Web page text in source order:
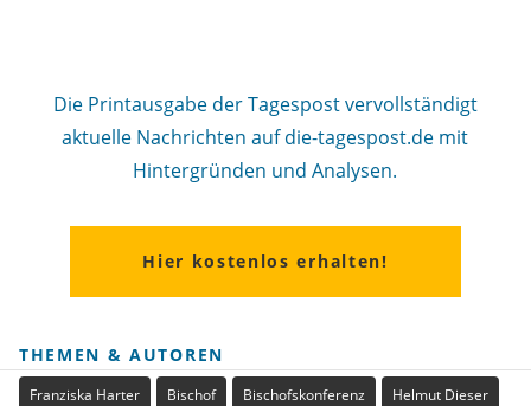
Die Printausgabe der Tagespost vervollständigt
aktuelle Nachrichten auf die-tagespost.de mit
Hintergründen und Analysen.
Hier kostenlos erhalten!
THEMEN & AUTOREN
Franziska Harter Bischof Bischofskonferenz Helmut Dieser